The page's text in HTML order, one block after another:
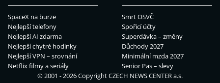
SpaceX na burze
Nejlepší telefony
Nejlepší AI zdarma
Nejlepší chytré hodinky
Nejlepší VPN – srovnání
Netflix filmy a seriály
Smrt OSVČ
Spořicí účty
Superdávka – změny
Důchody 2027
Minimální mzda 2027
Senior Pas – slevy
© 2001 - 2026 CopyrightCZECH NEWS CENTER a.s.